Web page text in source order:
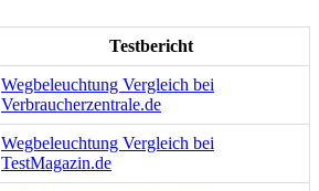
Testbericht
Wegbeleuchtung Vergleich bei
Verbraucherzentrale.de
Wegbeleuchtung Vergleich bei
TestMagazin.de